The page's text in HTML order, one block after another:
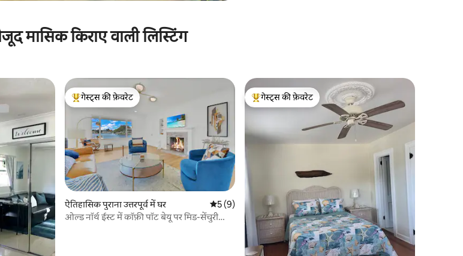
मासिक किराए वाली लिस्टिंग
गेस्ट्स का टॉप फ़ेवरेट
गेस्ट्स की फ़ेवरेट
ऐतिहासिक पुराना उत्तरपूर्व में घर औसत रेटिंग 5 में से 5, 9 समीक्षाएँ
5 (9)
ओल्ड नॉर्थ ईस्ट में कॉफ़ी पॉट बेयू पर मिड-सेंचुरी
गेस्ट्स का टॉप फ़ेवरेट
गेस्ट्स की फ़ेवरेट